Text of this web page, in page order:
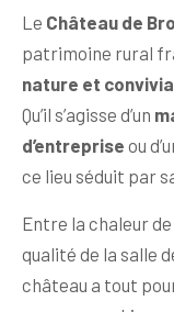
Le Château de
patrimoine rural
nature et
Qu’il s’agisse d’un
d’entreprise ou
ce lieu séduit par
Entre la chaleur
qualité de la salle
château a tout